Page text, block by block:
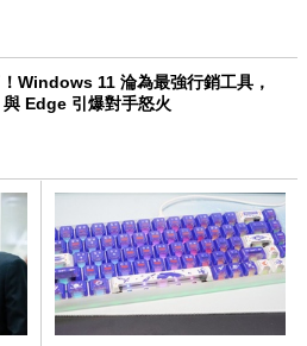
Windows 11 淪為最強行銷工具，
Edge 引爆對手怒火